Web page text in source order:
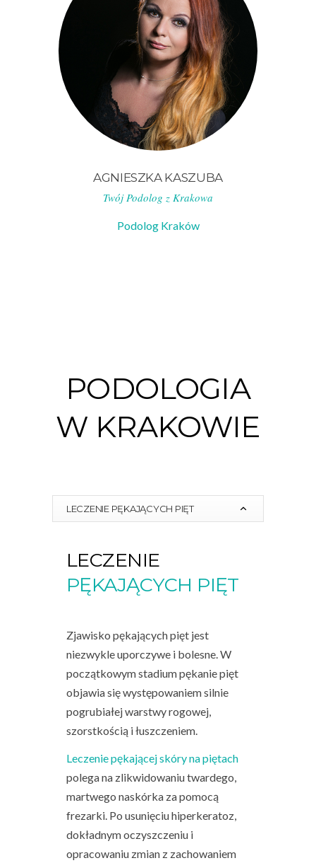
AGNIESZKA KASZUBA
Twój Podolog z Krakowa
Podolog Kraków
PODOLOGIA
W KRAKOWIE
LECZENIE PĘKAJĄCYCH PIĘT
LECZENIE
PĘKAJĄCYCH PIĘT
Zjawisko pękających pięt jest
niezwykle uporczywe i bolesne. W
początkowym stadium pękanie pięt
objawia się występowaniem silnie
pogrubiałej warstwy rogowej,
szorstkością i łuszczeniem.
Leczenie pękającej skóry na piętach
polega na zlikwidowaniu twardego,
martwego naskórka za pomocą
frezarki. Po usunięciu hiperkeratoz,
dokładnym oczyszczeniu i
opracowaniu zmian z zachowaniem